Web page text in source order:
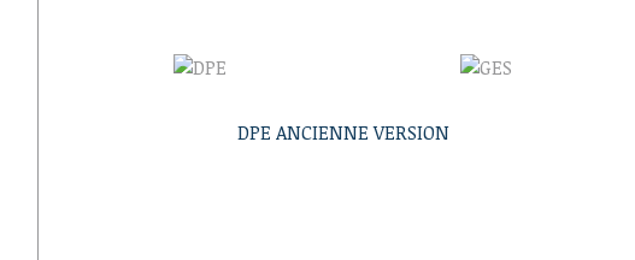
DPE ANCIENNE VERSION